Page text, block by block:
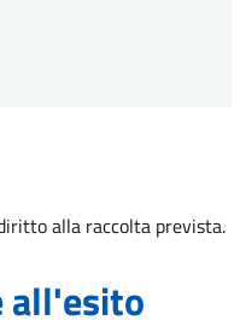
alla raccolta prevista.
all'esito